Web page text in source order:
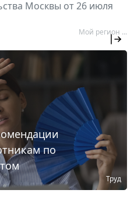
Москвы от 26 июля
Мой регион ...
по
Труд